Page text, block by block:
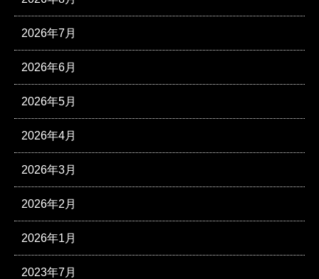
2026年7月
2026年6月
2026年5月
2026年4月
2026年3月
2026年2月
2026年1月
2023年7月